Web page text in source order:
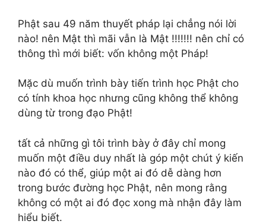
Phật sau 49 năm thuyết pháp lại chẳng nói lời
nào! nên Mật thì mãi vẫn là Mật !!!!!!! nên chỉ có
thông thì mới biết: vốn không một Pháp!
Mặc dù muốn trình bày tiến trình học Phật cho
có tính khoa học nhưng cũng không thể không
dùng từ trong đạo Phật!
tất cả những gì tôi trình bày ở đây chỉ mong
muốn một điều duy nhất là góp một chút ý kiến
nào đó có thể, giúp một ai đó dễ dàng hơn
trong bước đường học Phật, nên mong rằng
không có một ai đó đọc xong mà nhận đây làm
hiểu biết.